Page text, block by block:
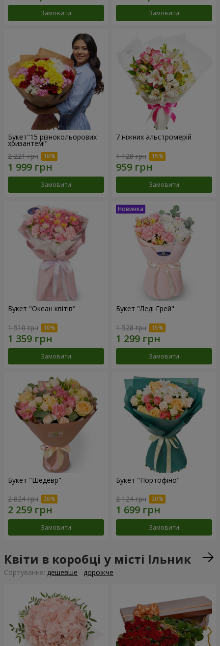
Замовити Замовити
Букет"15 різнокольорових
хризантем!"
2 221 грн
Замовити
7 ніжних альстромерій
1 128 грн
Замовити
Букет "Океан квітів"
1 510 грн
Замовити
Букет "Леді Грей"
1 528 грн
Замовити
Букет "Шедевр"
2 824 грн
Замовити
Букет "Портофіно"
2 124 грн
Замовити
Квіти в коробці у місті Ільник
Сортування: дешевше дорожче